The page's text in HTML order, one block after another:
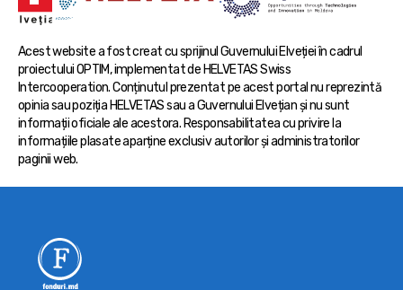
Acest website a fost creat cu sprijinul Guvernului Elveției în cadrul
proiectului OPTIM, implementat de HELVETAS Swiss
Intercooperation. Conținutul prezentat pe acest portal nu reprezintă
opinia sau poziția HELVETAS sau a Guvernului Elvețian și nu sunt
informații oficiale ale acestora. Responsabilitatea cu privire la
informațiile plasate aparține exclusiv autorilor și administratorilor
paginii web.